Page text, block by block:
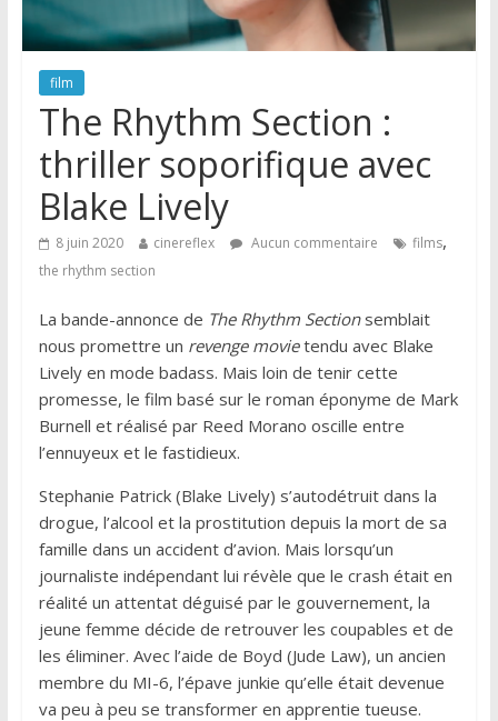
film
The Rhythm Section :
thriller soporifique avec
Blake Lively
8 juin 2020 cinereflex Aucun commentaire films,
the rhythm section
La bande-annonce de The Rhythm Sectionsemblait
nous promettre un revenge movietendu avec Blake
Lively en mode badass. Mais loin de tenir cette
promesse, le film basé sur le roman éponyme de Mark
Burnell et réalisé par Reed Morano oscille entre
l’ennuyeux et le fastidieux.
Stephanie Patrick (Blake Lively) s’autodétruit dans la
drogue, l’alcool et la prostitution depuis la mort de sa
famille dans un accident d’avion. Mais lorsqu’un
journaliste indépendant lui révèle que le crash était en
réalité un attentat déguisé par le gouvernement, la
jeune femme décide de retrouver les coupables et de
les éliminer. Avec l’aide de Boyd (Jude Law), un ancien
membre du MI-6, l’épave junkie qu’elle était devenue
va peu à peu se transformer en apprentie tueuse.